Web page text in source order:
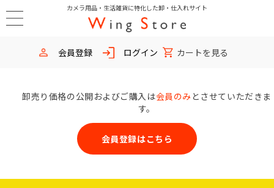
カメラ用品・生活雑貨に特化した卸・仕入れサイト
会員登録 ログイン カートを見る
卸売り価格の公開およびご購入は会員のみ とさせていただきま
す。
会員登録はこちら